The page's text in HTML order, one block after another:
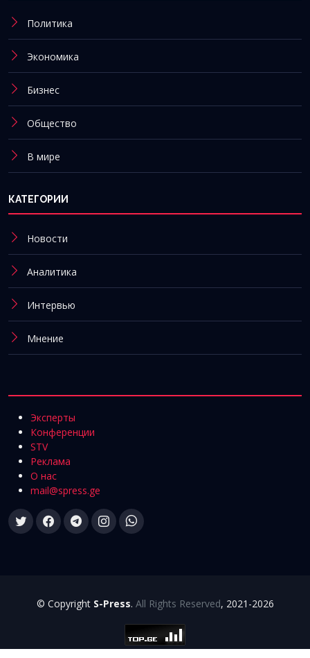
Политика
Экономика
Бизнес
Общество
В мире
КАТЕГОРИИ
Новости
Аналитика
Интервью
Мнение
Эксперты
Конференции
STV
Реклама
О нас
mail@spress.ge
© Copyright S-Press. All Rights Reserved, 2021-2026